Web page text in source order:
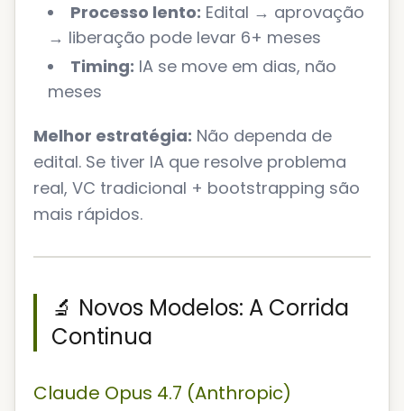
Processo lento: Edital → aprovação
→ liberação pode levar 6+ meses
Timing: IA se move em dias, não
meses
Melhor estratégia: Não dependa de
edital. Se tiver IA que resolve problema
real, VC tradicional + bootstrapping são
mais rápidos.
🔬 Novos Modelos: A Corrida
Continua
Claude Opus 4.7 (Anthropic)